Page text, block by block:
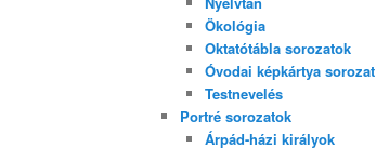
Ökológia
Oktatótábla sorozatok
Óvodai képkártya sorozat
Testnevelés
Portré sorozatok
Árpád-házi királyok